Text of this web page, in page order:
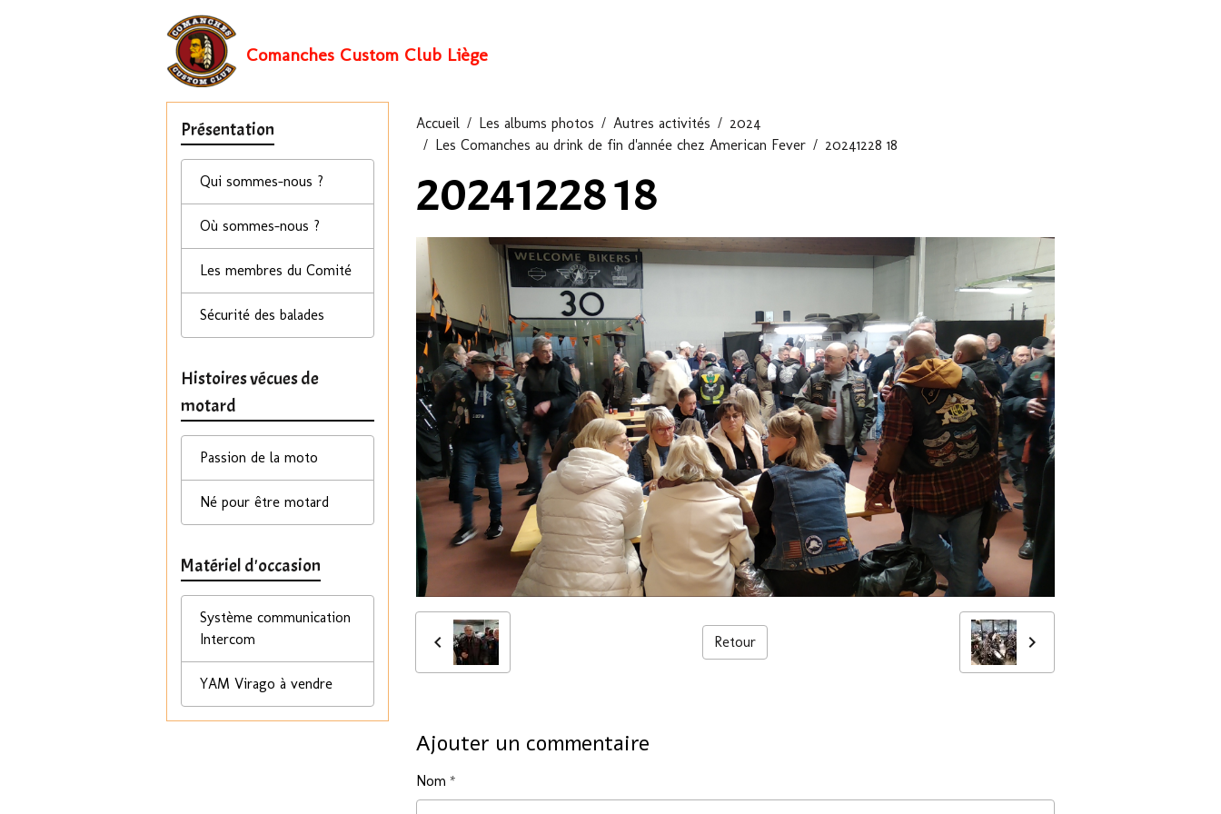
Comanches Custom Club Liège
Accueil Les albums photos Autres activités
2024
Les Comanches au drink de fin d'année chez American Fever
20241228 18
20241228 18
Retour
Ajouter un commentaire
Nom
Présentation
Qui sommes-nous ?
Où sommes-nous ?
Les membres du Comité
Sécurité des balades
Histoires vécues de
motard
Passion de la moto
Né pour être motard
Matériel d'occasion
Système communication
Intercom
YAM Virago à vendre